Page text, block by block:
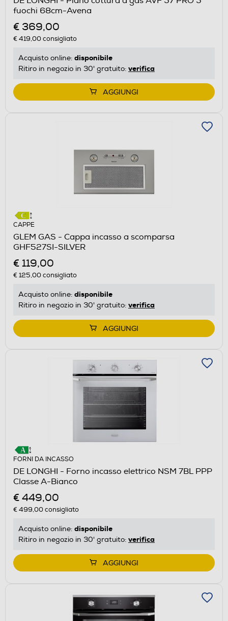
fuochi 68cm-Avena
€ 369,00
€ 419,00consigliato
Acquisto online: disponibile
Ritiro in negozio in 30' gratuito: verifica
AGGIUNGI
CAPPE
GLEM GAS - Cappa incasso a scomparsa
GHF527SI-SILVER
€ 119,00
€ 125,00consigliato
Acquisto online: disponibile
Ritiro in negozio in 30' gratuito: verifica
AGGIUNGI
FORNI DA INCASSO
DE LONGHI - Forno incasso elettrico NSM 7BL PPP
Classe A-Bianco
€ 449,00
€ 499,00consigliato
Acquisto online: disponibile
Ritiro in negozio in 30' gratuito: verifica
AGGIUNGI